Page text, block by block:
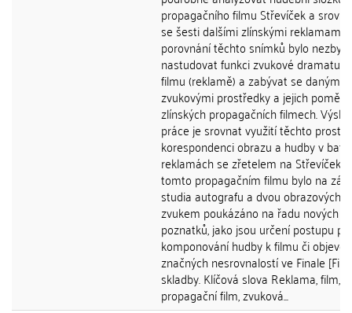
propagačního filmu Střevíček a
se šesti dalšími zlínskými reklamami.
porovnání těchto snímků bylo
nastudovat funkci zvukové
filmu (reklamě) a zabývat se danými
zvukovými prostředky a jejich
zlínských propagačních filmech.
práce je srovnat využití těchto
korespondenci obrazu a hudby v
reklamách se zřetelem na Střevíček.
tomto propagačním filmu bylo na
studia autografu a dvou obrazových
zvukem poukázáno na řadu nových
poznatků, jako jsou určení postupu
komponování hudby k filmu či
značných nesrovnalostí ve Finale
skladby. Klíčová slova Reklama, film,
propagační film, zvuková...